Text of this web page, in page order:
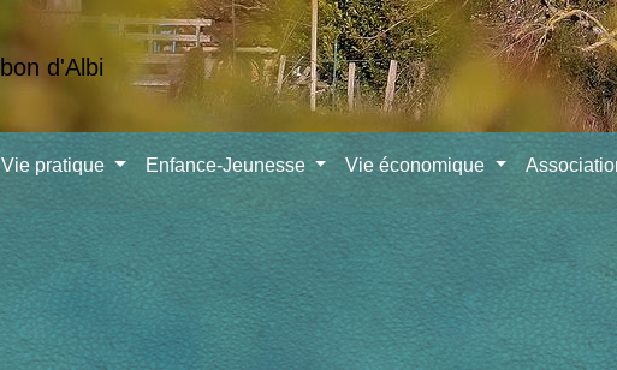
Vie pratique Enfance-Jeunesse Vie économique